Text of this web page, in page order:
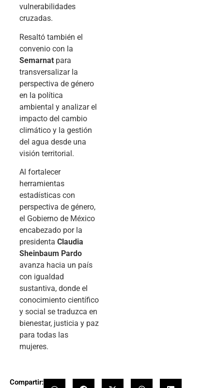
vulnerabilidades
cruzadas.
Resaltó también el
convenio con la
Semarnat para
transversalizar la
perspectiva de género
en la política
ambiental y analizar el
impacto del cambio
climático y la gestión
del agua desde una
visión territorial.
Al fortalecer
herramientas
estadísticas con
perspectiva de género,
el Gobierno de México
encabezado por la
presidenta Claudia
Sheinbaum Pardo
avanza hacia un país
con igualdad
sustantiva, donde el
conocimiento científico
y social se traduzca en
bienestar, justicia y paz
para todas las
mujeres.
Compartir: